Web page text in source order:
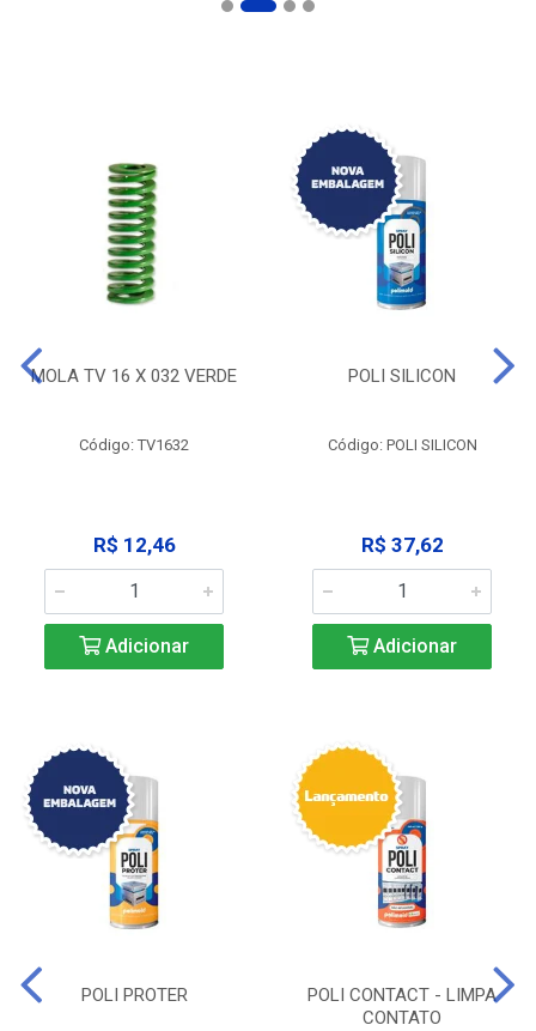
MOLA TV 16 X 032 VERDE
Código: TV1632
R$ 12,46
Adicionar
POLI SILICON
Código: POLI SILICON
R$ 37,62
Adicionar
POLI PROTER
POLI CONTACT - LIMPA
CONTATO